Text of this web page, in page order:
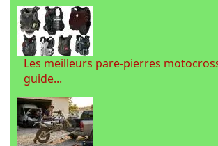
Les meilleurs pare-pierres
guide...